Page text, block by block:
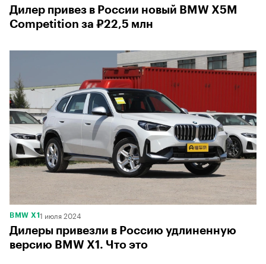
Дилер привез в России новый BMW X5M
Competition за ₽22,5 млн
BMW X11 июля 2024
Дилеры привезли в Россию удлиненную
версию BMW X1. Что это